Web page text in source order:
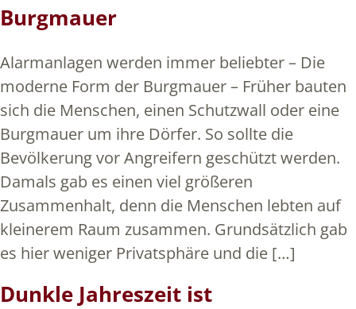
Burgmauer
Alarmanlagen werden immer beliebter – Die
moderne Form der Burgmauer – Früher bauten
sich die Menschen, einen Schutzwall oder eine
Burgmauer um ihre Dörfer. So sollte die
Bevölkerung vor Angreifern geschützt werden.
Damals gab es einen viel größeren
Zusammenhalt, denn die Menschen lebten auf
kleinerem Raum zusammen. Grundsätzlich gab
es hier weniger Privatsphäre und die […]
Dunkle Jahreszeit ist